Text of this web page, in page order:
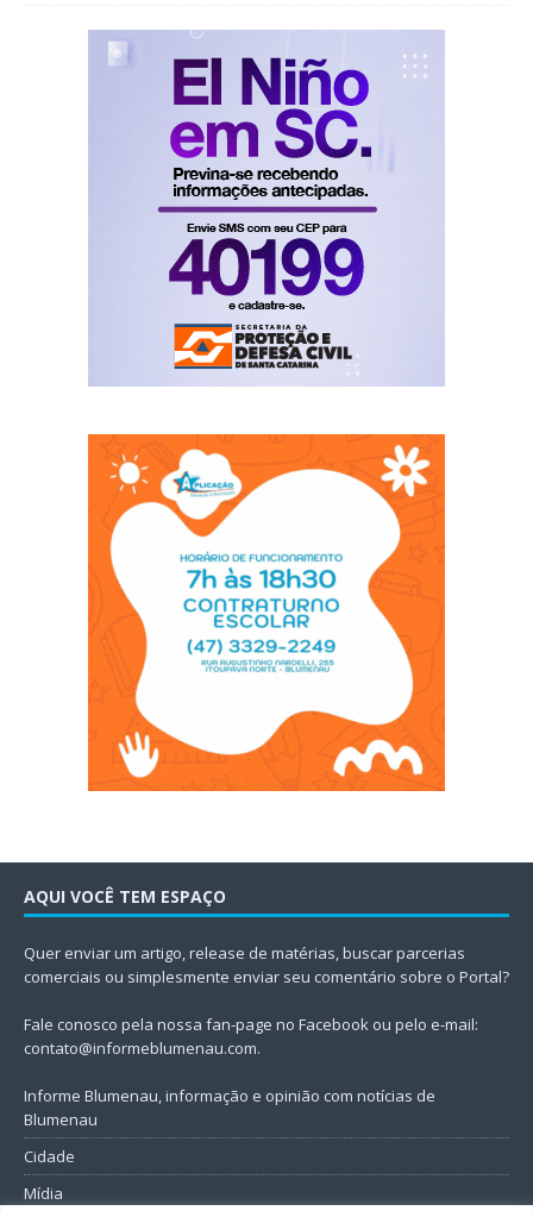
AQUI VOCÊ TEM ESPAÇO
Quer enviar um artigo, release de matérias, buscar parcerias
comerciais ou simplesmente enviar seu comentário sobre o Portal?
Fale conosco pela nossa fan-page no Facebook ou pelo e-mail:
contato@informeblumenau.com.
Informe Blumenau, informação e opinião com notícias de
Blumenau
Cidade
Mídia